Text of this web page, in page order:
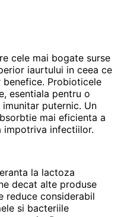
cele mai bogate surse
iaurtului in ceea ce
Probioticele
esentiala pentru o
puternic. Un
mai eficienta a
impotriva infectiilor.
la lactoza
decat alte produse
reduce considerabil
si bacteriile